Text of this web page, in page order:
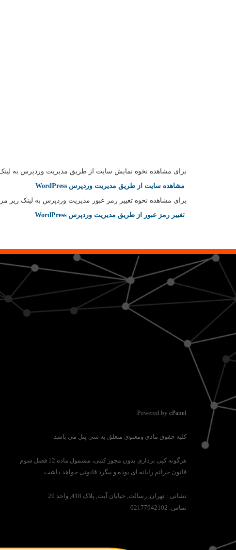
برای مشاهده نخوه نمایش سایت از طریق مدیریت وردپرس به لینک
مشاهده سایت از طریق مدیریت وردپرس WordPress
برای مشاهده نحوه تغییر رمز عبور مدیریت وردپرس به لینک زیر
تغییر رمز عبور از طریق مدیریت وردپرس WordPress
Powered by cPanel
کلیه حقوق مادی ومعنوی متعلق به سی پنل می باشد.
هرگونه کپی برداری بدون مجوز کتبی، مشمول ماده 12 فصل سوم
قانون جرائم رایانه ای بوده و پیگرد قانونی خواهد داشت.
نشانی : تهران, رسالت, خیابان آیت, پلاک 418, واحد 20
تماس: